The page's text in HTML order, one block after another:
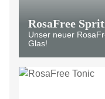
RosaFree
Unser neuer
Glas!